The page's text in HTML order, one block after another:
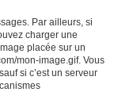
Par ailleurs, si
charger une
placée sur un
mon-image.gif. Vous
si c’est un serveur